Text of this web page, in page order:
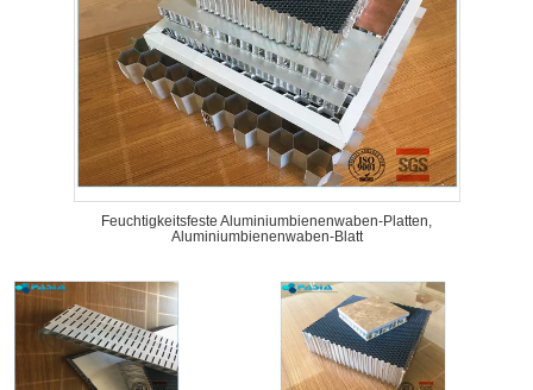
Feuchtigkeitsfeste Aluminiumbienenwaben-Platten,
Aluminiumbienenwaben-Blatt